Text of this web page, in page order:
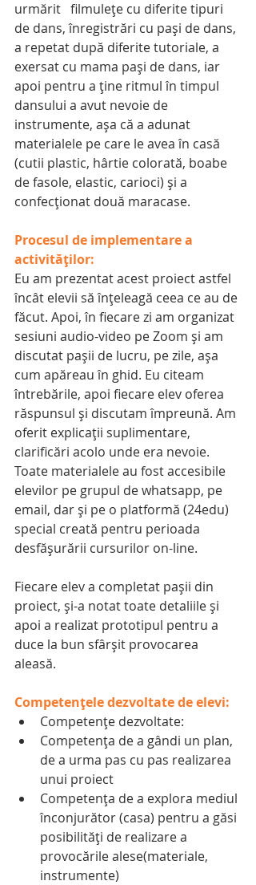
urmărit   filmulețe cu diferite tipuri
de dans, înregistrări cu pași de dans,
a repetat după diferite tutoriale, a
exersat cu mama pași de dans, iar
apoi pentru a ține ritmul în timpul
dansului a avut nevoie de
instrumente, așa că a adunat
materialele pe care le avea în casă
(cutii plastic, hârtie colorată, boabe
de fasole, elastic, carioci) și a
confecționat două maracase.
Procesul de implementare a
activităților:
Eu am prezentat acest proiect astfel
încât elevii să înțeleagă ceea ce au de
făcut. Apoi, în fiecare zi am organizat
sesiuni audio-video pe Zoom și am
discutat pașii de lucru, pe zile, așa
cum apăreau în ghid. Eu citeam
întrebările, apoi fiecare elev oferea
răspunsul și discutam împreună. Am
oferit explicații suplimentare,
clarificări acolo unde era nevoie.
Toate materialele au fost accesibile
elevilor pe grupul de whatsapp, pe
email, dar și pe o platformă (24edu)
special creată pentru perioada
desfășurării cursurilor on-line.
Fiecare elev a completat pașii din
proiect, și-a notat toate detaliile și
apoi a realizat prototipul pentru a
duce la bun sfârșit provocarea
aleasă.
Competențele dezvoltate de elevi:
Competențe dezvoltate:
Competența de a gândi un plan,
de a urma pas cu pas realizarea
unui proiect
Competența de a explora mediul
înconjurător (casa) pentru a găsi
posibilități de realizare a
provocările alese(materiale,
instrumente)